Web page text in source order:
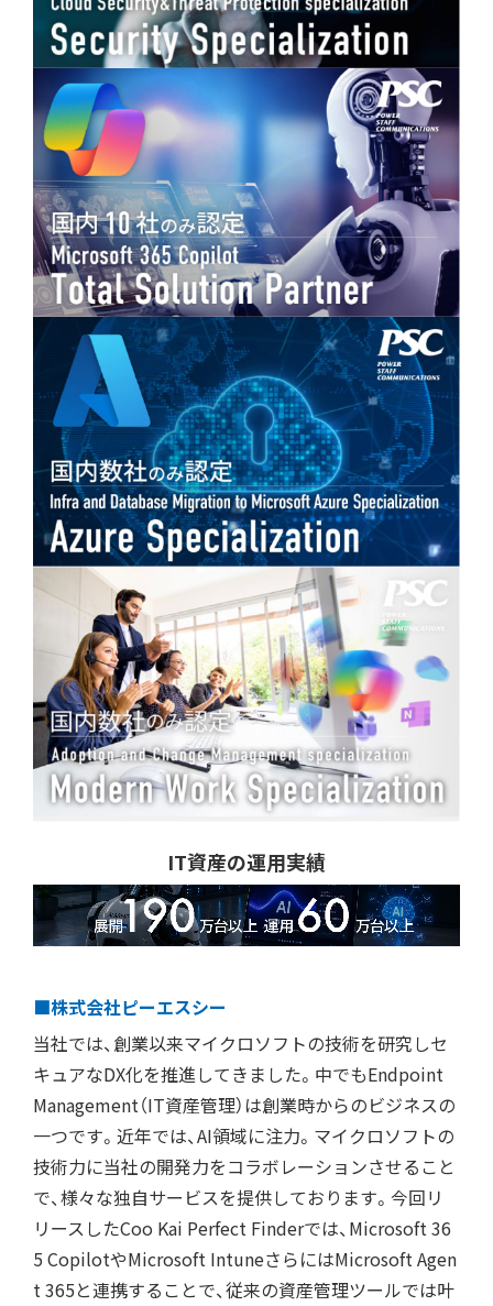
IT資産の運用実績
■株式会社ピーエスシー
当社では、創業以来マイクロソフトの技術を研究しセ
キュアなDX化を推進してきました。中でもEndpoint
Management（IT資産管理）は創業時からのビジネスの
一つです。近年では、AI領域に注力。マイクロソフトの
技術力に当社の開発力をコラボレーションさせること
で、様々な独自サービスを提供しております。今回リ
リースしたCoo Kai Perfect Finderでは、Microsoft 36
5 CopilotやMicrosoft IntuneさらにはMicrosoft Agen
t 365と連携することで、従来の資産管理ツールでは叶